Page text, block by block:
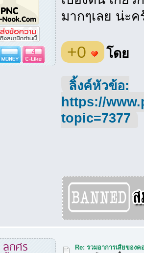
4
มากๆเลย น่ะ
+0 โดย
ลิ้งค์หัวข้อ:
https://
topic=7377
ลูกศร Re: รวมอาการเสียของ